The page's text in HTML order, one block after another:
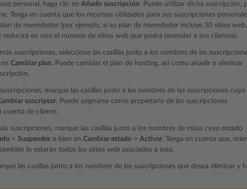
personal, haga clic en Añadir suscripción. Puede utilizar dicha suscripción,
Tenga en cuenta que los recursos utilizados para sus suscripciones
de revendedor (por ejemplo, si su plan de revendedor incluye 30 sitios
en uno el número de sitios web que podrá revender a sus clientes).
suscripciones, seleccione las casillas junto a los nombres de las
Cambiar plan. Puede cambiar el plan de hosting, así como añadir o eliminar
marque las casillas junto a los nombres de las suscripciones cuyo
suscriptor. Puede asignarse como propietario de las suscripciones
cuenta de cliente.
suscripciones, marque las casillas junto a los nombres de estas cuyo estado
> Suspender o bien en Cambiar estado > Activar. Tenga en cuenta que,
lo estarán todos los sitios web asociados a esta.
las casillas junto a los nombres de las suscripciones que desea eliminar y